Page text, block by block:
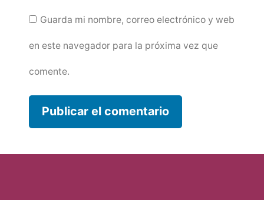
Guarda mi nombre, correo electrónico y web
en este navegador para la próxima vez que
comente.